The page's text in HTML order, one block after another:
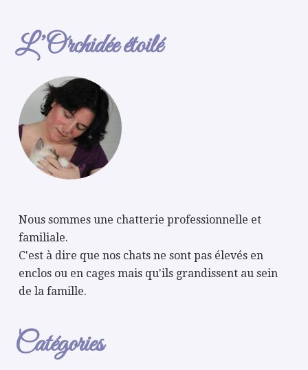
L’Orchidée étoilé
Nous sommes une chatterie professionnelle et
familiale.
C'est à dire que nos chats ne sont pas élevés en
enclos ou en cages mais qu'ils grandissent au sein
de la famille.
Catégories